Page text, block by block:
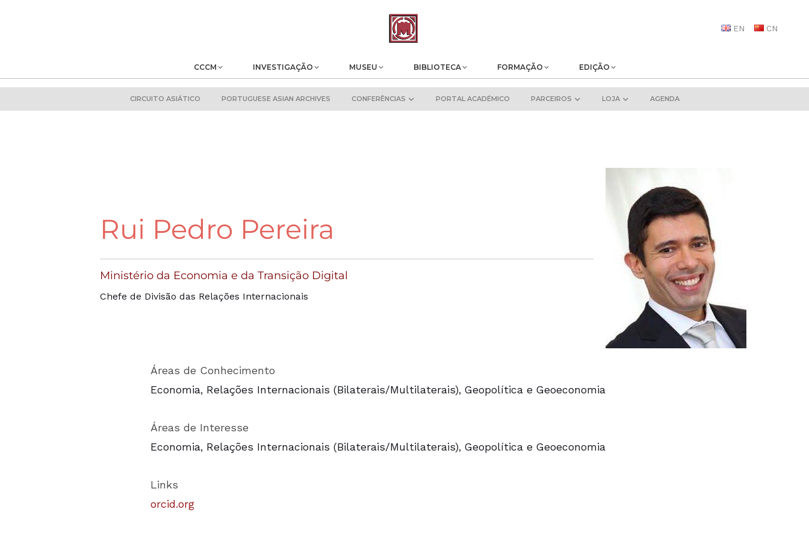
EN CN
CCCM INVESTIGAÇÃO MUSEU BIBLIOTECA FORMAÇÃO EDIÇÃO
CIRCUITO ASIÁTICO PORTUGUESE ASIAN ARCHIVES CONFERÊNCIAS PORTAL ACADÉMICO PARCEIROS LOJA AGENDA
Rui Pedro Pereira
Ministério da Economia e da Transição Digital
Chefe de Divisão das Relações Internacionais
Áreas de Conhecimento
Economia, Relações Internacionais (Bilaterais/Multilaterais), Geopolítica e Geoeconomia
Áreas de Interesse
Economia, Relações Internacionais (Bilaterais/Multilaterais), Geopolítica e Geoeconomia
Links
orcid.org